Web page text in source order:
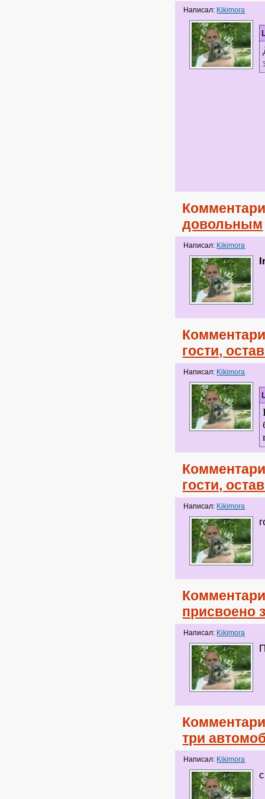
Написал: Kikimora
довольным
Написал: Kikimora
гости,
Написал: Kikimora
гости,
Написал: Kikimora
присвоено
Написал: Kikimora
три
Написал: Kikimora